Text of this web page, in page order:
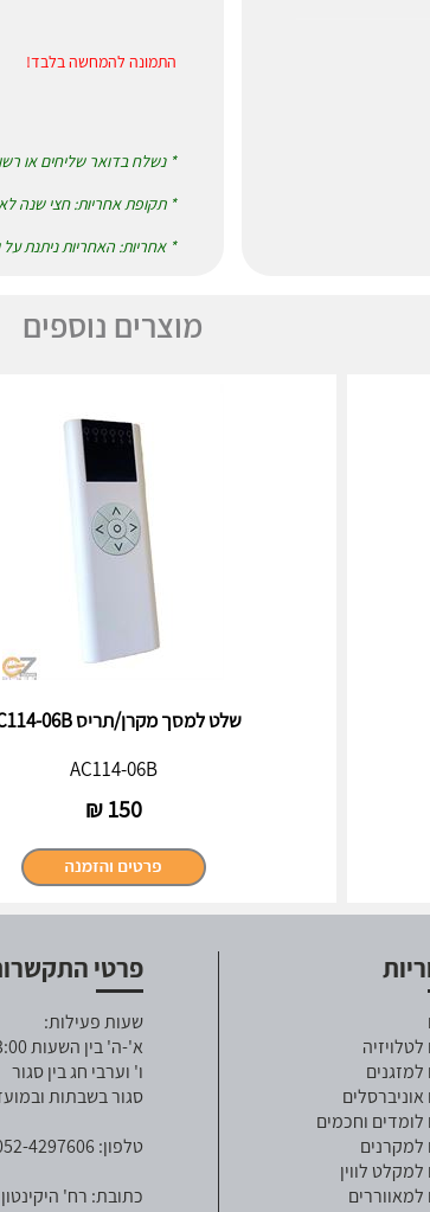
התמונה להמחשה בלבד!
* נשלח בדואר שליחים או
* תקופת אחריות: חצי שנה לא
* אחריות: האחריות ניתנת על
מוצרים נוספים
שלט למסך מקרן/תריס AC114-06B
AC114-06B
150
₪
וחכמים
לווין
פרטי
שעות פעילות:
א'-ה' בין השעות 08:00-13:00
ו' וערבי חג בין סגור
סגור בשבתות
טלפון: 052-4297606